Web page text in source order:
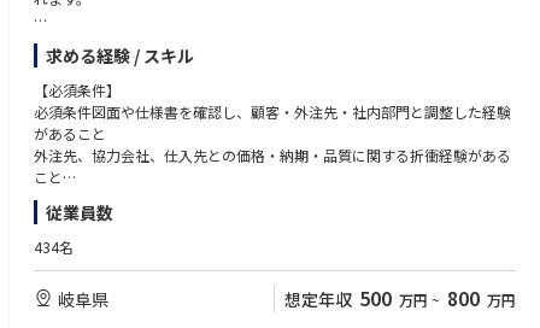
具体的な内容
①顧客対応・案件管理：顧客からの引き合いに対し、図面や仕様、要求事
項を確認し、案件ごとに最適な外注先や社内部門と調整します。
②外注先選定・管理：プレス品、鍛造品、切削加工品、板金、溶接、表面
処理品など、さまざまな外注製作品について、適切な外注先を選定し、品
質・納期・コストの管理を行います。
③社内部門との連携：必要に応じて社内の表面処理部門と連携し、顧客の
④価格・納期・品質交渉：外注先や協力会社、仕入先と価格・納期・品質
に関する折衝を行い、最適な条件での調達を実現します。進捗・納期・売
上管理：複数案件の進捗状況や納期、売上・利益の管理を行い、計画通り
⑤外注先の新規開拓・評価・監査：新たな外注先の開拓や既存外注先の評
求める経験 / スキル
【必須条件】
必須条件図面や仕様書を確認し、顧客・外注先・社内部門と調整した経験
があること
外注先、協力会社、仕入先との価格・納期・品質に関する折衝経験がある
こと
【歓迎条件】
プレス品、鍛造品、切削加工品、板金、溶接、表面処理品などの取り扱い
製造業向け商社、部品商社、加工商社での営業・調達・外注管理経験
表面処理（めっき、塗装、アルマイト、化成処理等）に関する知識・経験
従業員数
434名
岐阜県 想定年収 500 万円 ~ 800 万円